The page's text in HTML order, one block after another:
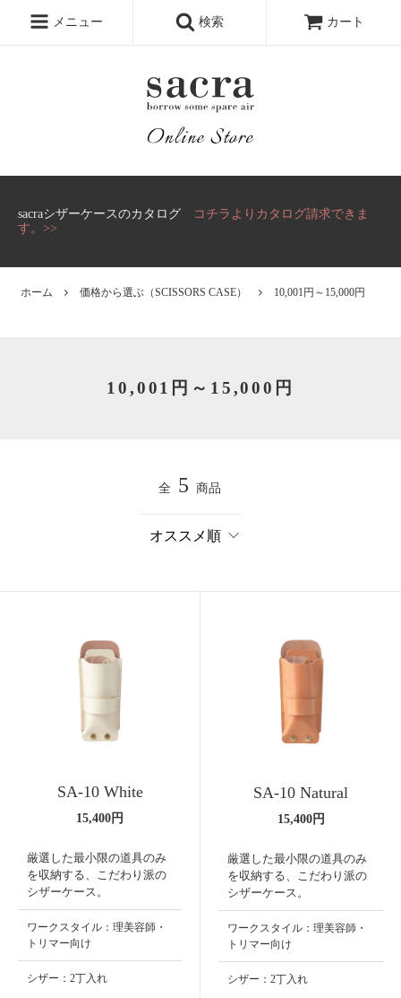
sacraシザーケースのカタログ
コチラよりカタログ請求できま
す。>>
メニュー 検索 カート
ホーム 価格から選ぶ（SCISSORS CASE） 10,001円～15,000円
10,001円～15,000円
全 5 商品
SA-10 White
15,400円
厳選した最小限の道具のみ
を収納する、こだわり派の
シザーケース。
ワークスタイル：理美容師・
トリマー向け
シザー：2丁入れ
SA-10 Natural
15,400円
厳選した最小限の道具のみ
を収納する、こだわり派の
シザーケース。
ワークスタイル：理美容師・
トリマー向け
シザー：2丁入れ